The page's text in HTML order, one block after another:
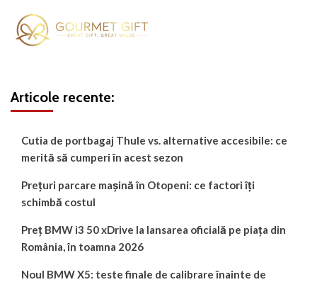
Articole recente:
Cutia de portbagaj Thule vs. alternative accesibile: ce
merită să cumperi în acest sezon
Prețuri parcare mașină în Otopeni: ce factori îți
schimbă costul
Preț BMW i3 50 xDrive la lansarea oficială pe piața din
România, în toamna 2026
Noul BMW X5: teste finale de calibrare înainte de